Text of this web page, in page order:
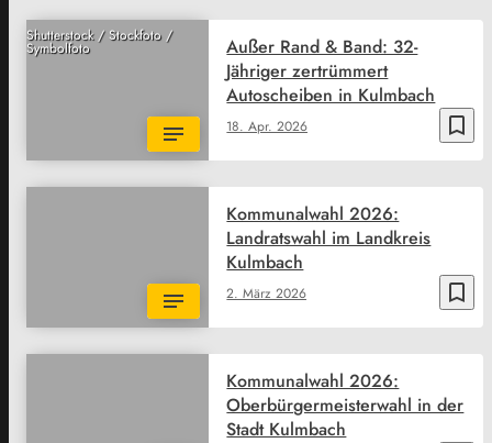
Shutterstock / Stockfoto /
Symbolfoto
bookmark_border
18. Apr. 2026
Außer Rand & Band: 32-
Jähriger zertrümmert
Autoscheiben in Kulmbach
bookmark_border
2. März 2026
Kommunalwahl 2026:
Landratswahl im Landkreis
Kulmbach
Kommunalwahl 2026:
Oberbürgermeisterwahl in der
Stadt Kulmbach